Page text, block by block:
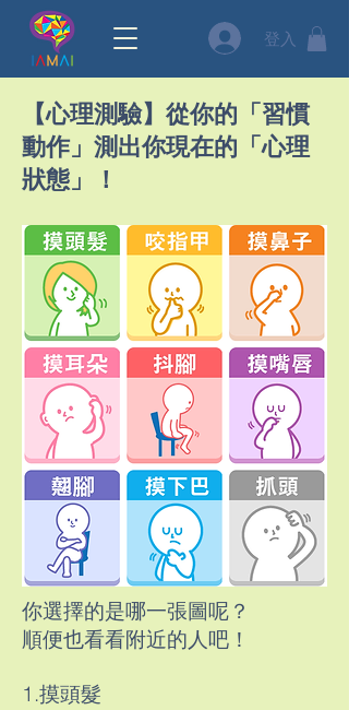
登入
【心理測驗】從你的「習慣
動作」測出你現在的「心理
狀態」！
你選擇的是哪一張圖呢？
順便也看看附近的人吧！
1.摸頭髮